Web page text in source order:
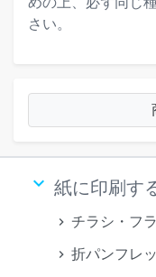
さい。
keyboard_arrow_down 紙に印刷す
チラシ・フ
折パンフレ